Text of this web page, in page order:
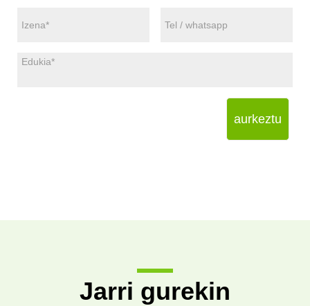
aurkeztu
Jarri gurekin